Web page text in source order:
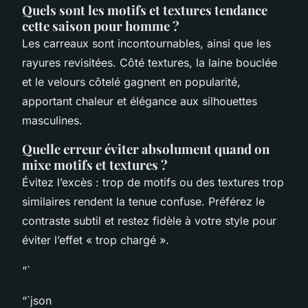
Quels sont les motifs et textures tendance
cette saison pour homme ?
Les carreaux sont incontournables, ainsi que les
rayures revisitées. Côté textures, la laine bouclée
et le velours côtelé gagnent en popularité,
apportant chaleur et élégance aux silhouettes
masculines.
Quelle erreur éviter absolument quand on
mixe motifs et textures ?
Évitez l’excès : trop de motifs ou des textures trop
similaires rendent la tenue confuse. Préférez le
contraste subtil et restez fidèle à votre style pour
éviter l’effet « trop chargé ».
“`
“`json